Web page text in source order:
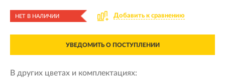
НЕТ В НАЛИЧИИ Добавить к сравнению
УВЕДОМИТЬ О ПОСТУПЛЕНИИ
В других цветах и комплектациях: